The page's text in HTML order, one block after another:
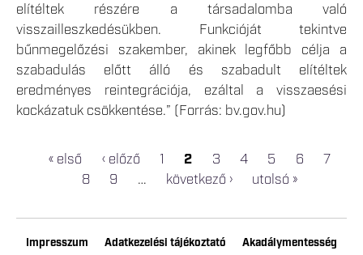
elítéltek részére a társadalomba való
visszailleszkedésükben. Funkcióját tekintve
bűnmegelőzési szakember, akinek legfőbb célja a
szabadulás előtt álló és szabadult elítéltek
eredményes reintegrációja, ezáltal a visszaesési
kockázatuk csökkentése.” (Forrás: bv.gov.hu)
« első ‹ előző 1 2 3 4 5 6
7
8
9 … következő › utolsó »
Impresszum Adatkezelési tájékoztató Akadálymentesség